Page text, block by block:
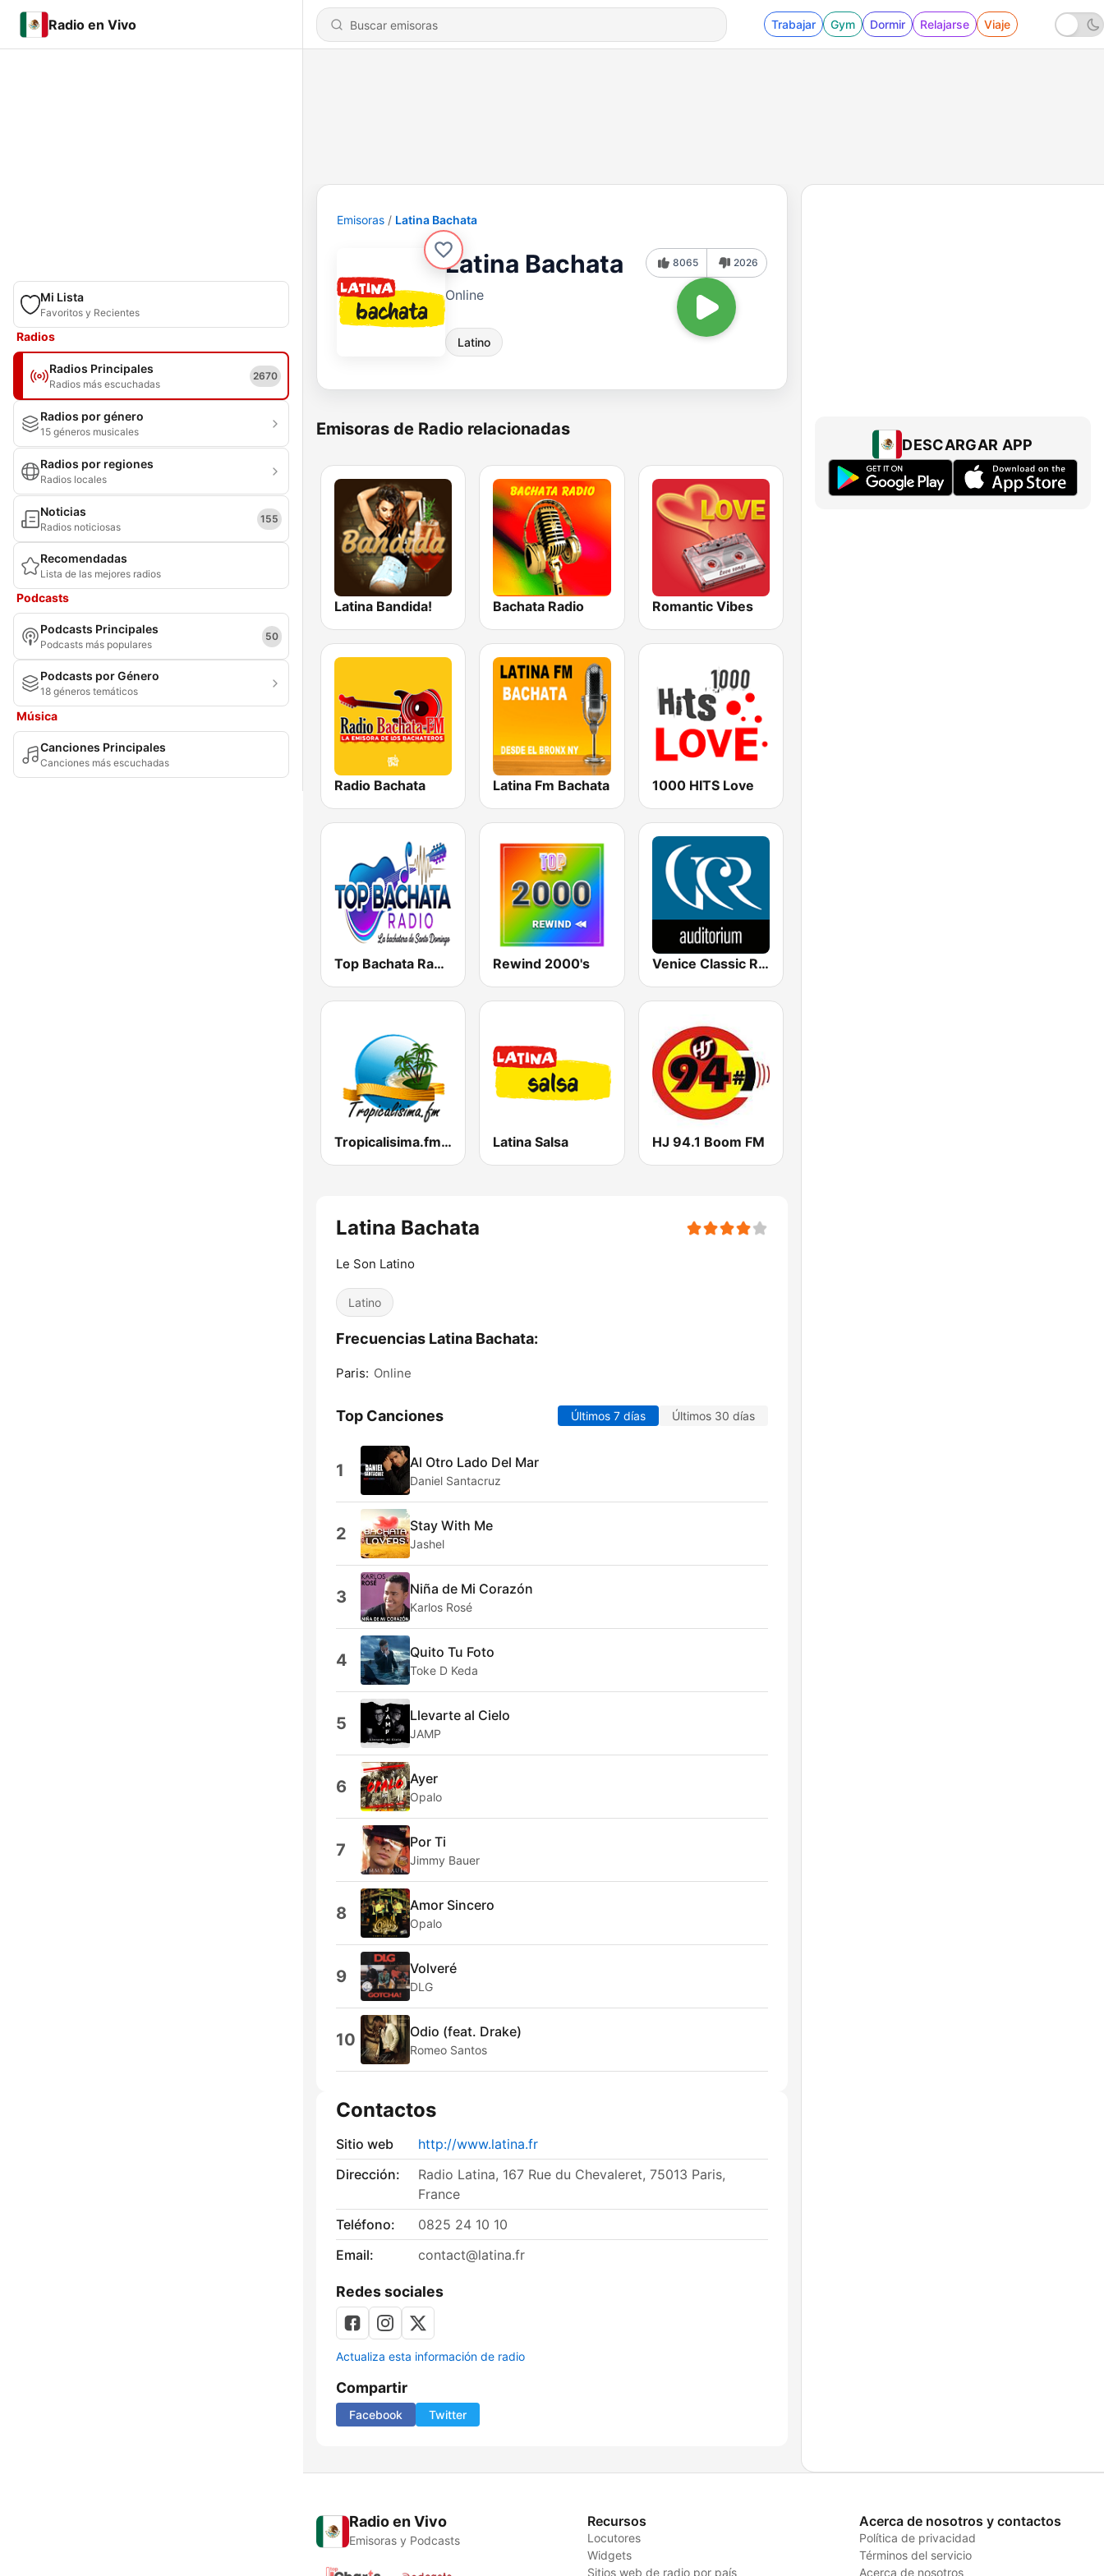
Radio en Vivo Trabajar Gym Dormir Relajarse Viaje
Mi Lista
Favoritos y Recientes
Radios
Radios Principales
Radios más escuchadas
2670
Radios por género
15 géneros musicales
Radios por regiones
Radios locales
Noticias
Radios noticiosas
155
Recomendadas
Lista de las mejores radios
Podcasts
Podcasts Principales
Podcasts más populares
50
Podcasts por Género
18 géneros temáticos
Música
Canciones Principales
Canciones más escuchadas
Emisoras Latina Bachata
Latina Bachata
Online
Latino
8065 2026
Emisoras de Radio relacionadas
Latina Bandida! Bachata Radio Romantic Vibes
Radio Bachata Latina Fm Bachata 1000 HITS Love
Top Bachata Radio Rewind 2000's Venice Classic Radio | VCR Auditorium
Tropicalisima.fm - Bachata Latina Salsa HJ 94.1 Boom FM
Latina Bachata
Le Son Latino
Latino
Frecuencias Latina Bachata:
Paris: Online
Top Canciones Últimos 7 días Últimos 30 días
1 Al Otro Lado Del Mar
Daniel Santacruz
2 Stay With Me
Jashel
3 Niña de Mi Corazón
Karlos Rosé
4 Quito Tu Foto
Toke D Keda
5 Llevarte al Cielo
JAMP
6 Ayer
Opalo
7 Por Ti
Jimmy Bauer
8 Amor Sincero
Opalo
9 Volveré
DLG
10 Odio (feat. Drake)
Romeo Santos
Contactos
Sitio web
http://www.latina.fr
Dirección:
Radio Latina, 167 Rue du Chevaleret, 75013 Paris,
France
Teléfono:
0825 24 10 10
Email:
contact@latina.fr
Redes sociales
Actualiza esta información de radio
Compartir
Facebook Twitter
DESCARGAR APP
Radio en Vivo
Emisoras y Podcasts
Recursos
Locutores
Widgets
Sitios web de radio por país
Acerca de nosotros y contactos
Política de privacidad
Términos del servicio
Acerca de nosotros